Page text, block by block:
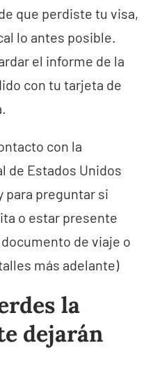
que perdiste tu visa,
lo antes posible.
el informe de la
con tu tarjeta de
con la
de Estados Unidos
para preguntar si
o estar presente
de viaje o
más adelante)
la
dejarán